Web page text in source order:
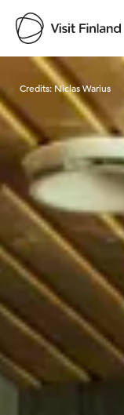
Visit
Credits:Niclas Warius